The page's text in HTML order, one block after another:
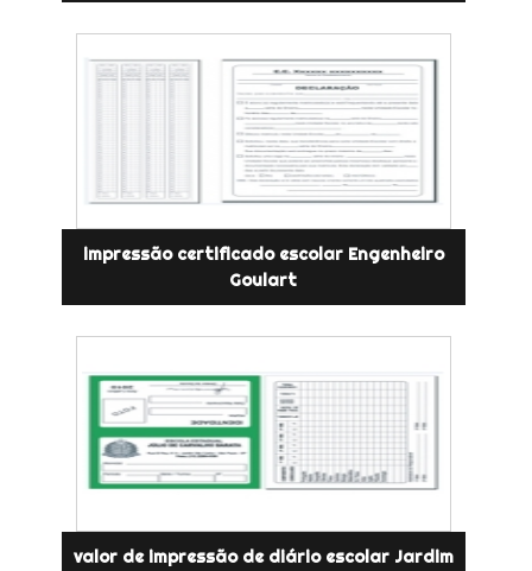
impressão certificado escolar Engenheiro
Goulart
valor de impressão de diário escolar Jardim